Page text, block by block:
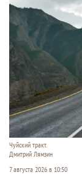
Чуйский тракт.
Дмитрий Лямзин
7 августа 2026 в 10:50